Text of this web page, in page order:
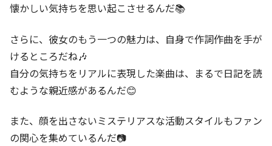
懐かしい気持ちを思い起こさせるんだ📚
さらに、彼女のもう一つの魅力は、自身で作詞作曲を手が
けるところだね🎶
自分の気持ちをリアルに表現した楽曲は、まるで日記を読
むような親近感があるんだ😊
また、顔を出さないミステリアスな活動スタイルもファン
の関心を集めているんだ📷